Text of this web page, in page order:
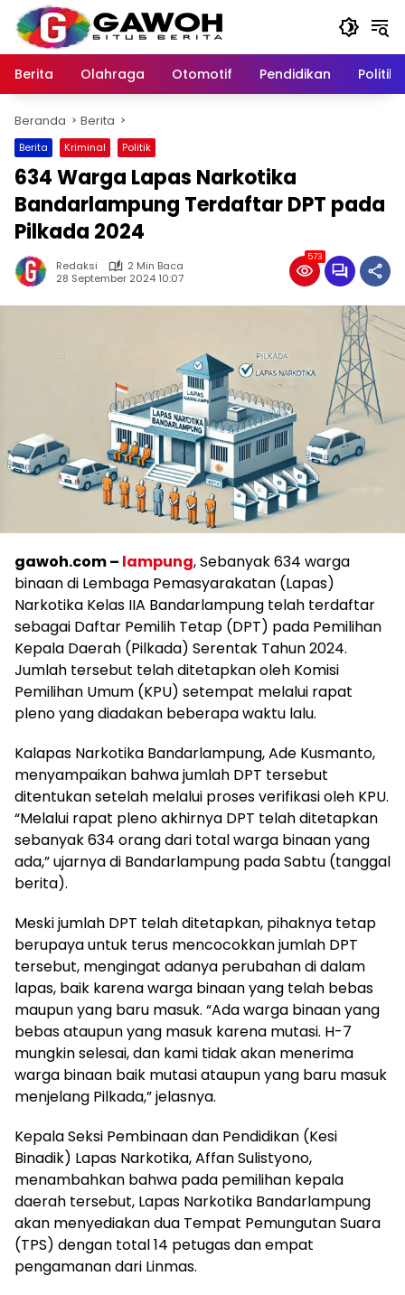
Langsung
konten
Berita
Olahraga Otomotif Pendidikan Politik
Beranda Berita
Berita Kriminal Politik
634 Warga Lapas Narkotika
Bandarlampung Terdaftar DPT pada
Pilkada 2024
Redaksi
2 Min Baca
28 September 2024 10:07
573
gawoh.com – lampung, Sebanyak 634 warga
binaan di Lembaga Pemasyarakatan (Lapas)
Narkotika Kelas IIA Bandarlampung telah terdaftar
sebagai Daftar Pemilih Tetap (DPT) pada Pemilihan
Kepala Daerah (Pilkada) Serentak Tahun 2024.
Jumlah tersebut telah ditetapkan oleh Komisi
Pemilihan Umum (KPU) setempat melalui rapat
pleno yang diadakan beberapa waktu lalu.
Kalapas Narkotika Bandarlampung, Ade Kusmanto,
menyampaikan bahwa jumlah DPT tersebut
ditentukan setelah melalui proses verifikasi oleh KPU.
“Melalui rapat pleno akhirnya DPT telah ditetapkan
sebanyak 634 orang dari total warga binaan yang
ada,” ujarnya di Bandarlampung pada Sabtu (tanggal
berita).
Meski jumlah DPT telah ditetapkan, pihaknya tetap
berupaya untuk terus mencocokkan jumlah DPT
tersebut, mengingat adanya perubahan di dalam
lapas, baik karena warga binaan yang telah bebas
maupun yang baru masuk. “Ada warga binaan yang
bebas ataupun yang masuk karena mutasi. H-7
mungkin selesai, dan kami tidak akan menerima
warga binaan baik mutasi ataupun yang baru masuk
menjelang Pilkada,” jelasnya.
Kepala Seksi Pembinaan dan Pendidikan (Kesi
Binadik) Lapas Narkotika, Affan Sulistyono,
menambahkan bahwa pada pemilihan kepala
daerah tersebut, Lapas Narkotika Bandarlampung
akan menyediakan dua Tempat Pemungutan Suara
(TPS) dengan total 14 petugas dan empat
pengamanan dari Linmas.